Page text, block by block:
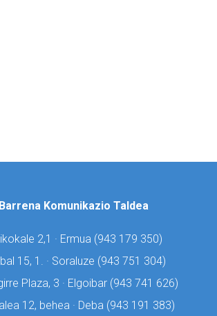
Barrena Komunikazio Taldea
2,1 · Ermua (943 179 350)
15, 1. · Soraluze (943 751 304)
Plaza, 3 · Elgoibar (943 741 626)
12, behea · Deba (943 191 383)